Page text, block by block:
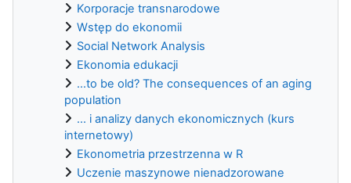
Korporacje transnarodowe
Wstęp do ekonomii
Social Network Analysis
Ekonomia edukacji
...to be old? The consequences of an aging
population
... i analizy danych ekonomicznych (kurs
internetowy)
Ekonometria przestrzenna w R
Uczenie maszynowe nienadzorowane